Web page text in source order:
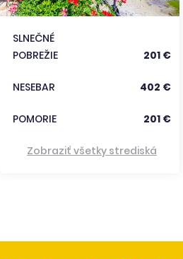
SLNEČNÉ
POBREŽIE
201 €
NESEBAR 402 €
POMORIE 201 €
Zobraziť všetky strediská